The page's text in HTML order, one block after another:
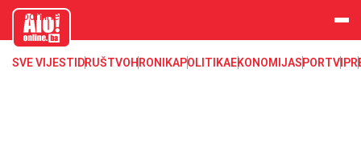
aloonline.b
SVE VIJESTI DRUŠTVOHRONIKAPOLITIKAEKONOMIJASPORTVIP